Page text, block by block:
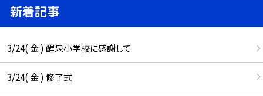
新着記事
3/24( 金 ) 醒泉小学校に感謝して
3/24( 金 ) 修了式